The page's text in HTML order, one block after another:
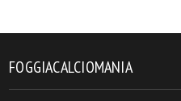
FOGGIACALCIOMANIA